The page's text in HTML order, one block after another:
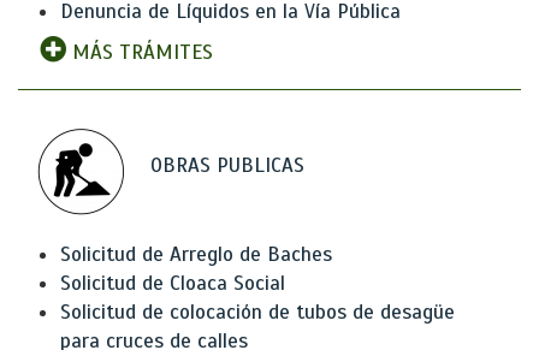
Denuncia de Líquidos en la Vía Pública
MÁS TRÁMITES
OBRAS PUBLICAS
Solicitud de Arreglo de Baches
Solicitud de Cloaca Social
Solicitud de colocación de tubos de desagüe
para cruces de calles